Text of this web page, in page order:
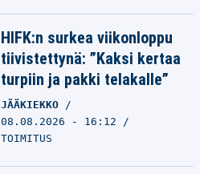
HIFK:n surkea viikonloppu
tiivistettynä: ”Kaksi kertaa
turpiin ja pakki telakalle”
JÄÄKIEKKO
08.08.2026 - 16:12
TOIMITUS